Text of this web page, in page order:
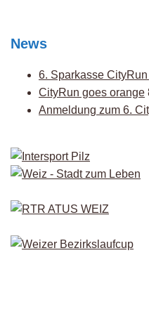
News
6. Sparkasse
CityRun goes orange
Anmeldung zum 6.